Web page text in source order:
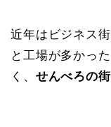
近年はビジネス
と工場が多かっ
く、 せんべろの街